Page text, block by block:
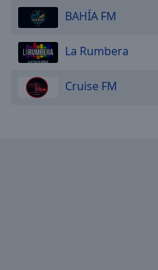
BAHÍA FM
La Rumbera
Cruise FM